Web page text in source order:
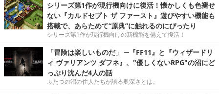
シリーズ第1作が現行機向けに復活！懐かしくも色褪せ
ない『カルドセプト ザ ファースト』遊びやすい機能も
搭載で、あらためて“原典”に触れるのにぴったり
シリーズ第1作が現行機向けの新機能を備えて復活！
「冒険は楽しいものだ」 ─『FF11』と『ウィザードリ
ィ ヴァリアンツ ダフネ』、"優しくないRPG"の沼にど
っぷり沈んだ4人の話
ふたつの沼の住人たちが語る奥深さとは。